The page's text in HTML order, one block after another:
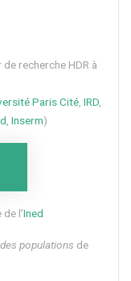
recherche HDR à
Paris Cité, IRD,
Inserm)
l’Ined
populations de